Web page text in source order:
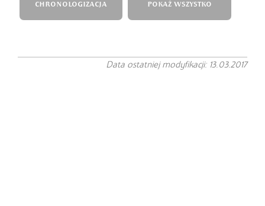
CHRONOLOGIZACJA POKAŻ WSZYSTKO
Data ostatniej modyfikacji: 13.03.2017